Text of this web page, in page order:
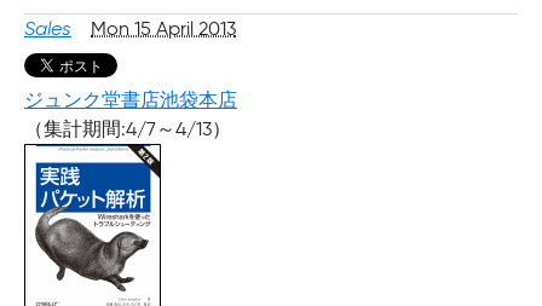
Sales Mon 15 April 2013
ジュンク堂書店池袋本店
（集計期間:4/7～4/13）